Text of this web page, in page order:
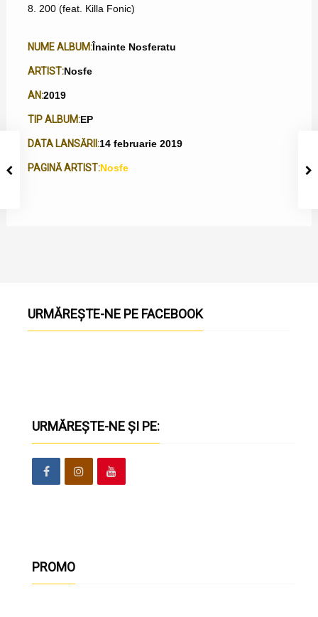
8. 200 (feat. Killa Fonic)
NUME ALBUM:Înainte Nosferatu
ARTIST:Nosfe
AN:2019
TIP ALBUM:EP
DATA LANSĂRII:14 februarie 2019
PAGINĂ ARTIST:Nosfe
URMĂREȘTE-NE PE FACEBOOK
URMĂREȘTE-NE ȘI PE:
PROMO